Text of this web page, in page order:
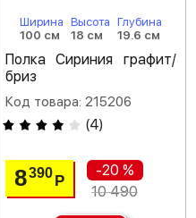
Ширина
100 см
Высота
18 см
Глубина
19.6 см
Полка Сириния графит/
бриз
Код товара: 215206
(4)
8390 Р
-20 %
10 490